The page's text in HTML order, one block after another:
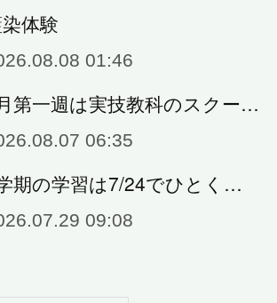
体験
01:46
第一週は実技教科のスクー…
06:35
期の学習は7/24でひとく…
09:08